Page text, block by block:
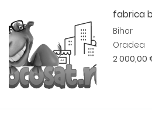
fabrica
Bihor
Oradea
2 000,00